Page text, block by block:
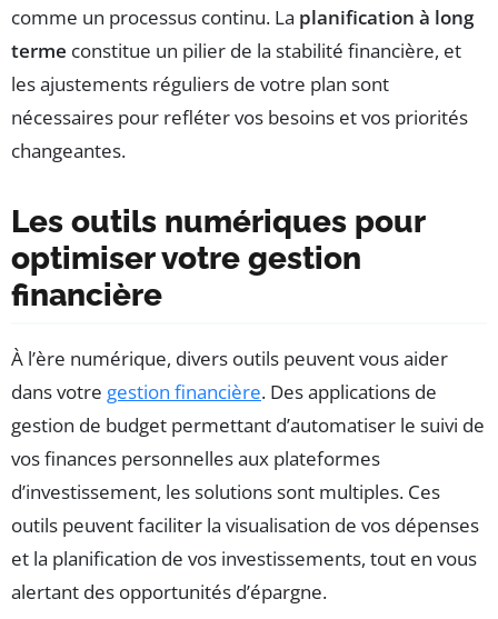
comme un processus continu. La planification à long
terme constitue un pilier de la stabilité financière, et
les ajustements réguliers de votre plan sont
nécessaires pour refléter vos besoins et vos priorités
changeantes.
Les outils numériques pour
optimiser votre gestion
financière
À l’ère numérique, divers outils peuvent vous aider
dans votre gestion financière. Des applications de
gestion de budget permettant d’automatiser le suivi de
vos finances personnelles aux plateformes
d’investissement, les solutions sont multiples. Ces
outils peuvent faciliter la visualisation de vos dépenses
et la planification de vos investissements, tout en vous
alertant des opportunités d’épargne.